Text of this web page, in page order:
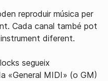
reproduir música per
Cada canal també pot
diferent.
segueix
«General MIDI» (o GM)